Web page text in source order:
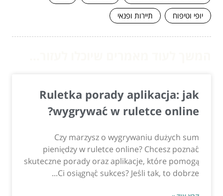
יופי וטיפוח
תיירות ופנאי
Ruletka porady aplikacja: jak
wygrywać w ruletce online?
Czy marzysz o wygrywaniu dużych sum
pieniędzy w ruletce online? Chcesz poznać
skuteczne porady oraz aplikacje, które pomogą
Ci osiągnąć sukces? Jeśli tak, to dobrze...